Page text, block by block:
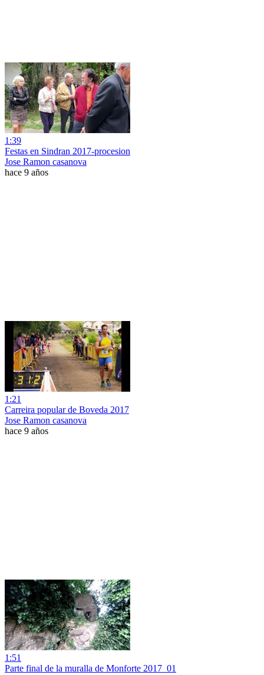
1:39
Festas en Sindran 2017-procesion
Jose Ramon casanova
hace 9 años
1:21
Carreira popular de Boveda 2017
Jose Ramon casanova
hace 9 años
1:51
Parte final de la muralla de Monforte 2017_01